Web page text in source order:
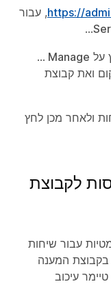
https://, עבור
...
על Manage
...
ואת קבוצת
ולאחר מכן לחץ
לקבוצת
עבור שיחות
בקבוצת המענה
עיכוב